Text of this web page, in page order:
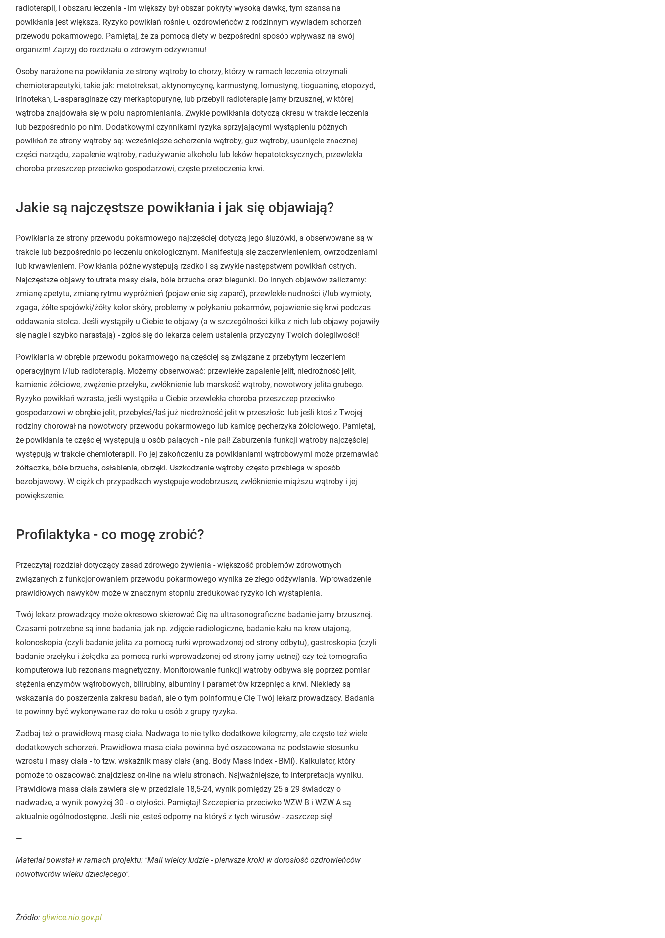
radioterapii, i obszaru leczenia - im większy był obszar pokryty wysoką dawką, tym szansa na
powikłania jest większa. Ryzyko powikłań rośnie u ozdrowieńców z rodzinnym wywiadem schorzeń
przewodu pokarmowego. Pamiętaj, że za pomocą diety w bezpośredni sposób wpływasz na swój
organizm! Zajrzyj do rozdziału o zdrowym odżywianiu!
Osoby narażone na powikłania ze strony wątroby to chorzy, którzy w ramach leczenia otrzymali
chemioterapeutyki, takie jak: metotreksat, aktynomycynę, karmustynę, lomustynę, tioguaninę, etopozyd,
irinotekan, L-asparaginazę czy merkaptopurynę, lub przebyli radioterapię jamy brzusznej, w której
wątroba znajdowała się w polu napromieniania. Zwykle powikłania dotyczą okresu w trakcie leczenia
lub bezpośrednio po nim. Dodatkowymi czynnikami ryzyka sprzyjającymi wystąpieniu późnych
powikłań ze strony wątroby są: wcześniejsze schorzenia wątroby, guz wątroby, usunięcie znacznej
części narządu, zapalenie wątroby, nadużywanie alkoholu lub leków hepatotoksycznych, przewlekła
choroba przeszczep przeciwko gospodarzowi, częste przetoczenia krwi.
Jakie są najczęstsze powikłania i jak się objawiają?
Powikłania ze strony przewodu pokarmowego najczęściej dotyczą jego śluzówki, a obserwowane są w
trakcie lub bezpośrednio po leczeniu onkologicznym. Manifestują się zaczerwienieniem, owrzodzeniami
lub krwawieniem. Powikłania późne występują rzadko i są zwykle następstwem powikłań ostrych.
Najczęstsze objawy to utrata masy ciała, bóle brzucha oraz biegunki. Do innych objawów zaliczamy:
zmianę apetytu, zmianę rytmu wypróżnień (pojawienie się zaparć), przewlekłe nudności i/lub wymioty,
zgaga, żółte spojówki/żółty kolor skóry, problemy w połykaniu pokarmów, pojawienie się krwi podczas
oddawania stolca. Jeśli wystąpiły u Ciebie te objawy (a w szczególności kilka z nich lub objawy pojawiły
się nagle i szybko narastają) - zgłoś się do lekarza celem ustalenia przyczyny Twoich dolegliwości!
Powikłania w obrębie przewodu pokarmowego najczęściej są związane z przebytym leczeniem
operacyjnym i/lub radioterapią. Możemy obserwować: przewlekłe zapalenie jelit, niedrożność jelit,
kamienie żółciowe, zwężenie przełyku, zwłóknienie lub marskość wątroby, nowotwory jelita grubego.
Ryzyko powikłań wzrasta, jeśli wystąpiła u Ciebie przewlekła choroba przeszczep przeciwko
gospodarzowi w obrębie jelit, przebyłeś/łaś już niedrożność jelit w przeszłości lub jeśli ktoś z Twojej
rodziny chorował na nowotwory przewodu pokarmowego lub kamicę pęcherzyka żółciowego. Pamiętaj,
że powikłania te częściej występują u osób palących - nie pal! Zaburzenia funkcji wątroby najczęściej
występują w trakcie chemioterapii. Po jej zakończeniu za powikłaniami wątrobowymi może przemawiać
żółtaczka, bóle brzucha, osłabienie, obrzęki. Uszkodzenie wątroby często przebiega w sposób
bezobjawowy. W ciężkich przypadkach występuje wodobrzusze, zwłóknienie miąższu wątroby i jej
powiększenie.
Profilaktyka - co mogę zrobić?
Przeczytaj rozdział dotyczący zasad zdrowego żywienia - większość problemów zdrowotnych
związanych z funkcjonowaniem przewodu pokarmowego wynika ze złego odżywiania. Wprowadzenie
prawidłowych nawyków może w znacznym stopniu zredukować ryzyko ich wystąpienia.
Twój lekarz prowadzący może okresowo skierować Cię na ultrasonograficzne badanie jamy brzusznej.
Czasami potrzebne są inne badania, jak np. zdjęcie radiologiczne, badanie kału na krew utajoną,
kolonoskopia (czyli badanie jelita za pomocą rurki wprowadzonej od strony odbytu), gastroskopia (czyli
badanie przełyku i żołądka za pomocą rurki wprowadzonej od strony jamy ustnej) czy też tomografia
komputerowa lub rezonans magnetyczny. Monitorowanie funkcji wątroby odbywa się poprzez pomiar
stężenia enzymów wątrobowych, bilirubiny, albuminy i parametrów krzepnięcia krwi. Niekiedy są
wskazania do poszerzenia zakresu badań, ale o tym poinformuje Cię Twój lekarz prowadzący. Badania
te powinny być wykonywane raz do roku u osób z grupy ryzyka.
Zadbaj też o prawidłową masę ciała. Nadwaga to nie tylko dodatkowe kilogramy, ale często też wiele
dodatkowych schorzeń. Prawidłowa masa ciała powinna być oszacowana na podstawie stosunku
wzrostu i masy ciała - to tzw. wskaźnik masy ciała (ang. Body Mass Index - BMI). Kalkulator, który
pomoże to oszacować, znajdziesz on-line na wielu stronach. Najważniejsze, to interpretacja wyniku.
Prawidłowa masa ciała zawiera się w przedziale 18,5-24, wynik pomiędzy 25 a 29 świadczy o
nadwadze, a wynik powyżej 30 - o otyłości. Pamiętaj! Szczepienia przeciwko WZW B i WZW A są
aktualnie ogólnodostępne. Jeśli nie jesteś odporny na któryś z tych wirusów - zaszczep się!
—
Materiał powstał w ramach projektu: "Mali wielcy ludzie - pierwsze kroki w dorosłość ozdrowieńców
nowotworów wieku dziecięcego".
Źródło: gliwice.nio.gov.pl